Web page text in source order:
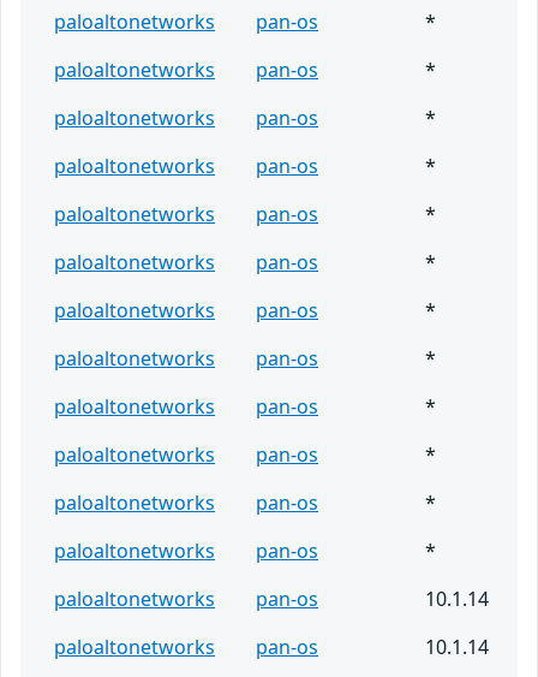
paloaltonetworks pan-os
*
paloaltonetworks
pan-os
*
paloaltonetworks
pan-os
*
paloaltonetworks
pan-os
*
paloaltonetworks
pan-os
*
paloaltonetworks
pan-os
*
paloaltonetworks
pan-os
*
paloaltonetworks
pan-os
*
paloaltonetworks
pan-os
*
paloaltonetworks
pan-os
*
paloaltonetworks
pan-os
*
paloaltonetworks
pan-os
*
paloaltonetworks
pan-os
10.1.14
paloaltonetworks
pan-os
10.1.14